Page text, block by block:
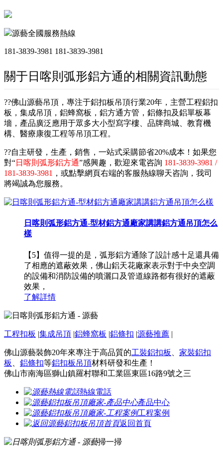
源藝全國服務熱線
181-3839-3981 181-3839-3981
關于日喀則弧形鋁方通的相關資訊動態
??佛山源藝吊頂，專注于鋁扣板吊頂行業20年，主營工程鋁扣
板，集成吊頂，鋁蜂窩板，鋁方通方管，鋁條扣及鋁單板幕
墻，產品廣泛應用于眾多大小型寫字樓、品牌商城、教育機
構、醫療康復工程等吊頂工程。
??自主研發，生產，銷售，一站式采購節省20%成本！如果您
對“日喀則弧形鋁方通”感興趣，歡迎來電咨詢 181-3839-3981 /
181-3839-3981 ，或點擊網頁右端的客服熱線聊天咨詢，我司
將竭誠為您服務。
日喀則弧形鋁方通-型材鋁方通廠家講講鋁方通吊頂怎么
樣
【5】值得一提的是，弧形鋁方通除了設計感十足還具備
了相應的遮蔽效果，佛山鋁天花廠家表示對于中央空調
的設備和消防設備的噴灑口及管道線路都有很好的遮蔽
效果，
了解詳情
工程扣板 |集成吊頂 |鋁蜂窩板 |鋁條扣 |源藝推薦 |
佛山源藝裝飾20年來專注于高品質的工裝鋁扣板
家裝鋁扣
板
鋁條扣等鋁扣板吊頂材料研發和生產！
佛山市南海區獅山鎮羅村聯和工業區東區16路9號之三
熱線電話
產品中心
工程案例
返回首頁
掃一掃